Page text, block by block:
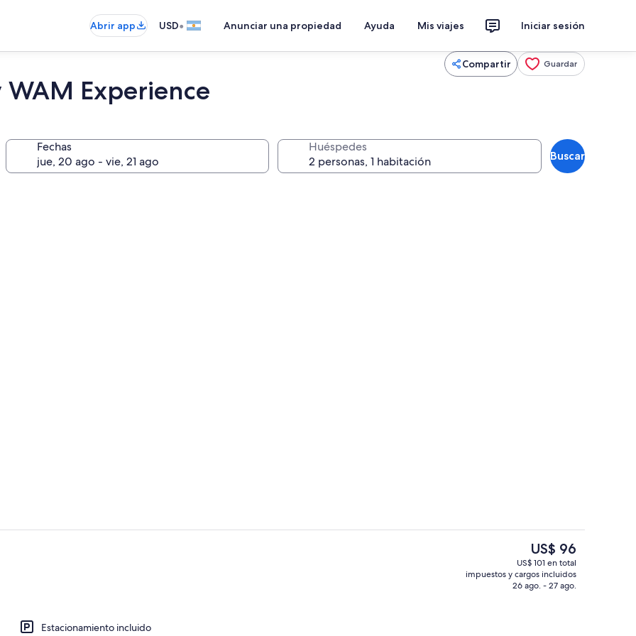
Abrir app USD• Anunciar una propiedad Ayuda Mis viajes Iniciar sesión
Compartir Guardar
WAM Experience
Fechas Huéspedes
Buscar
Bar en el lobby
Estacionamiento incluido
El
precio
actual
es
US$ 96
US$ 101 en total
impuestos y cargos incluidos
26 ago. - 27 ago.